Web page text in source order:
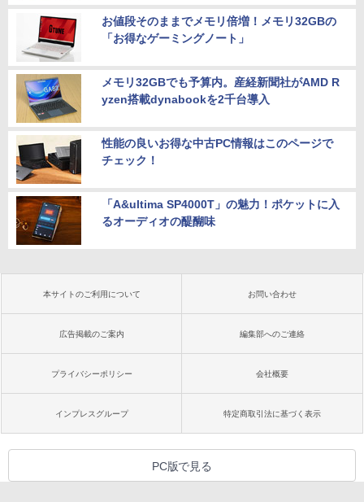
お値段そのままでメモリ倍増！メモリ32GBの
「お得なゲーミングノート」
メモリ32GBでも予算内。産経新聞社がAMD R
yzen搭載dynabookを2千台導入
性能の良いお得な中古PC情報はこのページで
チェック！
「A&ultima SP4000T」の魅力！ポケットに入
るオーディオの醍醐味
本サイトのご利用について お問い合わせ
広告掲載のご案内 編集部へのご連絡
プライバシーポリシー 会社概要
インプレスグループ 特定商取引法に基づく表示
PC版で見る